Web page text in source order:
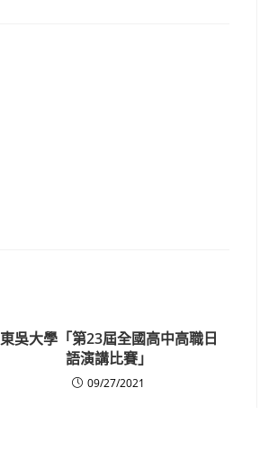
東吳大學「第23屆全國高中高職日
語演講比賽」
09/27/2021